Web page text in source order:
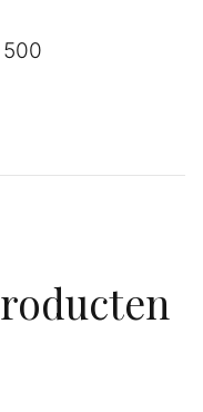
500